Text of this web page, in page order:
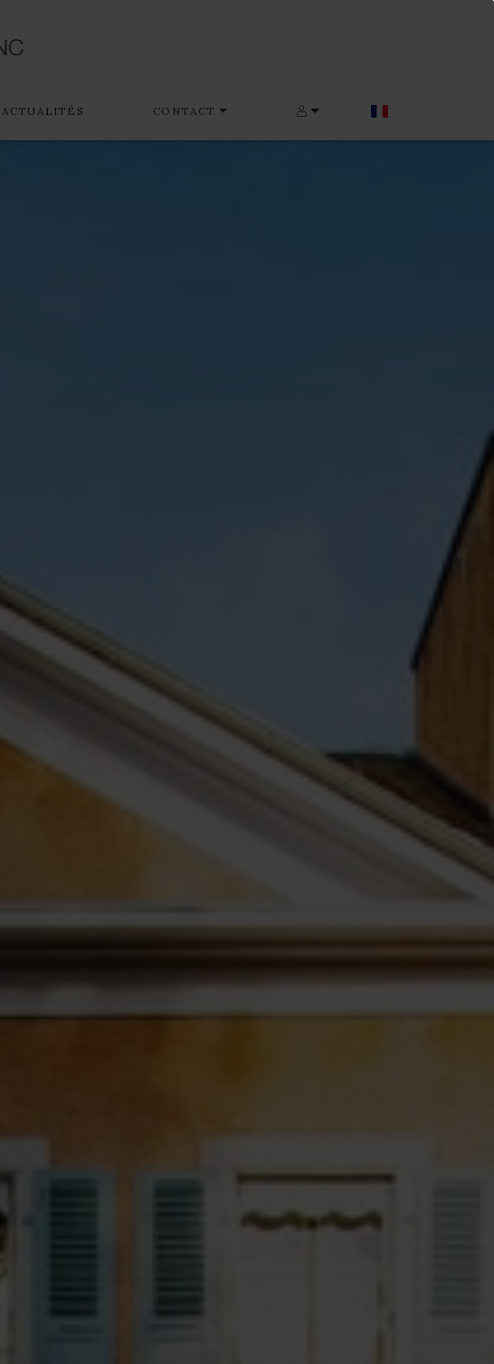
ACTUALITÉS CONTACT